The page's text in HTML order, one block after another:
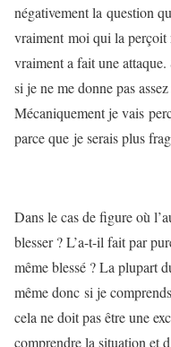
négativement la question
vraiment moi qui la perçoit
vraiment a fait une
si je ne me donne pas
Mécaniquement je vais
parce que je serais plus
Dans le cas de figure où
blesser ? L’a-t-il fait par
même blessé ? La plupart
même donc si je
cela ne doit pas être une
comprendre la situation et